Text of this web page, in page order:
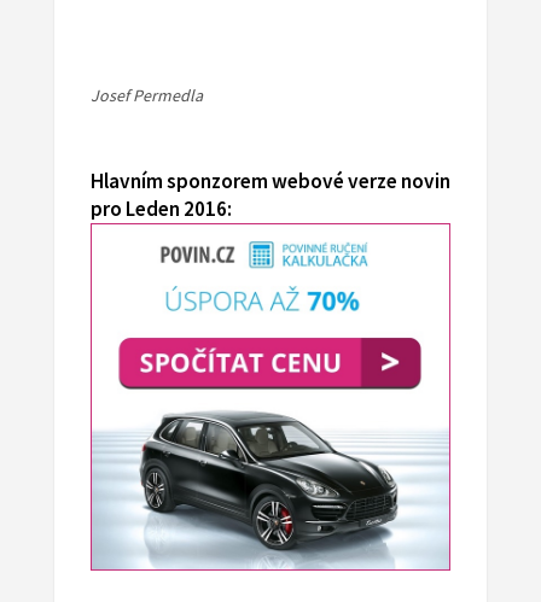
Josef Permedla
Hlavním sponzorem webové verze novin
pro Leden 2016: